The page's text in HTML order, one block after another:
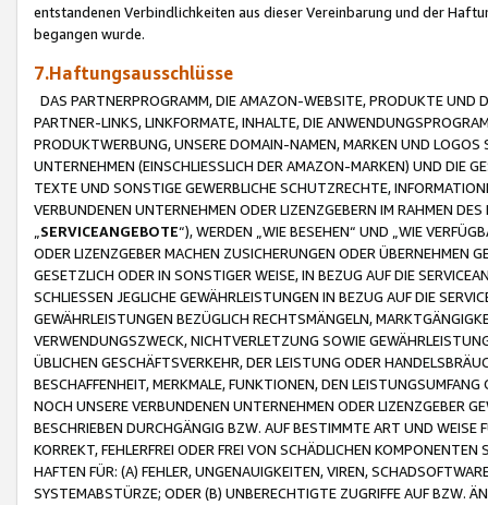
entstandenen Verbindlichkeiten aus dieser Vereinbarung und der
begangen wurde.
7.Haftungsausschlüsse
DAS PARTNERPROGRAMM, DIE AMAZON-WEBSITE, PRODUKTE UND
PARTNER-LINKS, LINKFORMATE, INHALTE, DIE
PRODUKTWERBUNG, UNSERE DOMAIN-NAMEN, MARKEN UND
UNTERNEHMEN (EINSCHLIESSLICH DER AMAZON-MARKEN) UND DIE
TEXTE UND SONSTIGE GEWERBLICHE SCHUTZRECHTE,
VERBUNDENEN UNTERNEHMEN ODER LIZENZGEBERN IM RAHMEN
SERVICEANGEBOTE“), WERDEN „WIE BESEHEN“ UND „WIE
ODER LIZENZGEBER MACHEN ZUSICHERUNGEN ODER ÜBERNEHMEN
GESETZLICH ODER IN SONSTIGER WEISE, IN BEZUG AUF DIE
SCHLIESSEN JEGLICHE GEWÄHRLEISTUNGEN IN BEZUG AUF DIE
GEWÄHRLEISTUNGEN BEZÜGLICH RECHTSMÄNGELN,
VERWENDUNGSZWECK, NICHTVERLETZUNG SOWIE
ÜBLICHEN GESCHÄFTSVERKEHR, DER LEISTUNG ODER
BESCHAFFENHEIT, MERKMALE, FUNKTIONEN, DEN
NOCH UNSERE VERBUNDENEN UNTERNEHMEN ODER LIZENZGEBER
BESCHRIEBEN DURCHGÄNGIG BZW. AUF BESTIMMTE ART UND
KORREKT, FEHLERFREI ODER FREI VON SCHÄDLICHEN
HAFTEN FÜR: (A) FEHLER, UNGENAUIGKEITEN, VIREN,
SYSTEMABSTÜRZE; ODER (B) UNBERECHTIGTE ZUGRIFFE AUF BZW.